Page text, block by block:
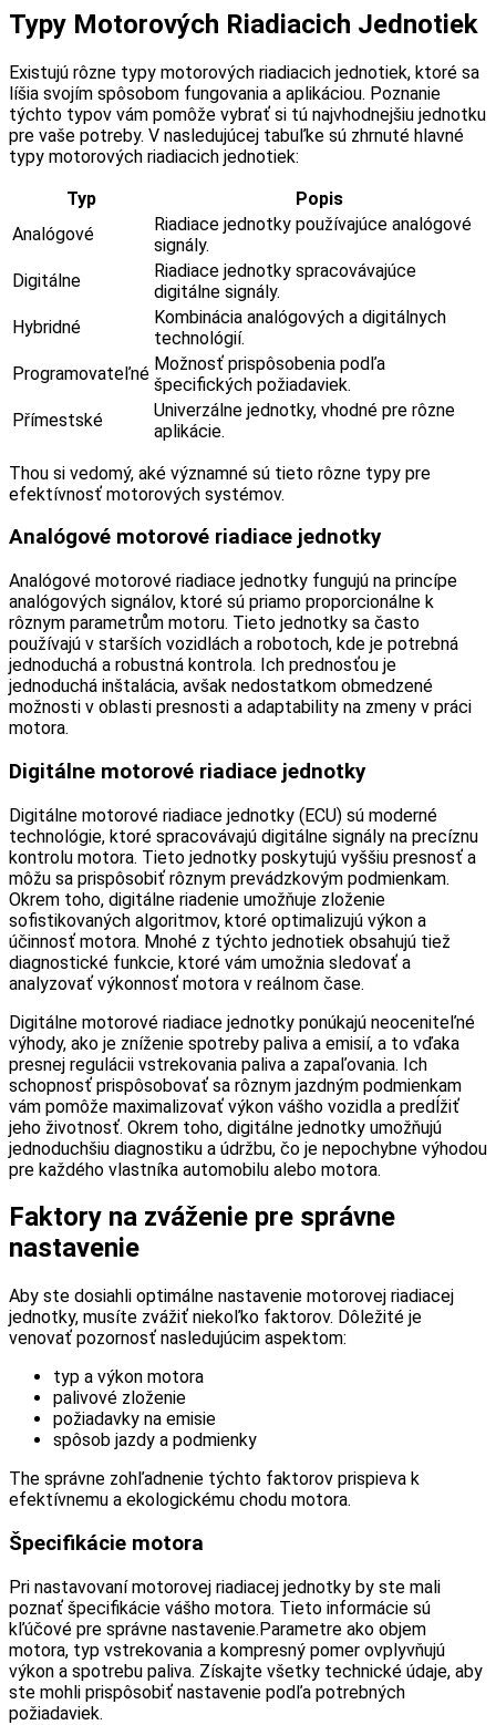
Typy Motorových Riadiacich Jednotiek
Existujú rôzne typy motorových riadiacich jednotiek, ktoré sa
líšia svojím spôsobom fungovania a aplikáciou. Poznanie
týchto typov vám pomôže vybrať si tú najvhodnejšiu jednotku
pre vaše potreby. V nasledujúcej tabuľke sú zhrnuté hlavné
typy motorových riadiacich jednotiek:
Typ
Popis
Analógové
Riadiace jednotky používajúce analógové
signály.
Digitálne
Riadiace jednotky spracovávajúce
digitálne signály.
Hybridné
Kombinácia analógových a digitálnych
technológií.
Programovateľné Možnosť prispôsobenia podľa
špecifických požiadaviek.
Přímestské
Univerzálne jednotky, vhodné pre rôzne
aplikácie.
Thou si vedomý, aké významné sú tieto rôzne typy pre
efektívnosť motorových systémov.
Analógové motorové riadiace jednotky
Analógové motorové riadiace jednotky fungujú na princípe
analógových signálov, ktoré sú priamo proporcionálne k
rôznym parametrům motoru. Tieto jednotky sa často
používajú v starších vozidlách a robotoch, kde je potrebná
jednoduchá a robustná kontrola. Ich prednosťou je
jednoduchá inštalácia, avšak nedostatkom obmedzené
možnosti v oblasti presnosti a adaptability na zmeny v práci
motora.
Digitálne motorové riadiace jednotky
Digitálne motorové riadiace jednotky (ECU) sú moderné
technológie, ktoré spracovávajú digitálne signály na precíznu
kontrolu motora. Tieto jednotky poskytujú vyššiu presnosť a
môžu sa prispôsobiť rôznym prevádzkovým podmienkam.
Okrem toho, digitálne riadenie umožňuje zloženie
sofistikovaných algoritmov, ktoré optimalizujú výkon a
účinnosť motora. Mnohé z týchto jednotiek obsahujú tiež
diagnostické funkcie, ktoré vám umožnia sledovať a
analyzovať výkonnosť motora v reálnom čase.
Digitálne motorové riadiace jednotky ponúkajú neoceniteľné
výhody, ako je zníženie spotreby paliva a emisií, a to vďaka
presnej regulácii vstrekovania paliva a zapaľovania. Ich
schopnosť prispôsobovať sa rôznym jazdným podmienkam
vám pomôže maximalizovať výkon vášho vozidla a predĺžiť
jeho životnosť. Okrem toho, digitálne jednotky umožňujú
jednoduchšiu diagnostiku a údržbu, čo je nepochybne výhodou
pre každého vlastníka automobilu alebo motora.
Faktory na zváženie pre správne
nastavenie
Aby ste dosiahli optimálne nastavenie motorovej riadiacej
jednotky, musíte zvážiť niekoľko faktorov. Dôležité je
venovať pozornosť nasledujúcim aspektom:
typ a výkon motora
palivové zloženie
požiadavky na emisie
spôsob jazdy a podmienky
The správne zohľadnenie týchto faktorov prispieva k
efektívnemu a ekologickému chodu motora.
Špecifikácie motora
Pri nastavovaní motorovej riadiacej jednotky by ste mali
poznať špecifikácie vášho motora. Tieto informácie sú
kľúčové pre správne nastavenie.Parametre ako objem
motora, typ vstrekovania a kompresný pomer ovplyvňujú
výkon a spotrebu paliva. Získajte všetky technické údaje, aby
ste mohli prispôsobiť nastavenie podľa potrebných
požiadaviek.